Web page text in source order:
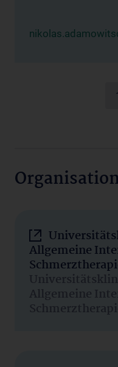
Allgemeine
Allgemeine